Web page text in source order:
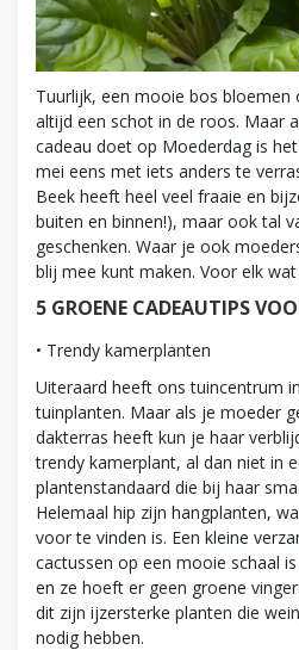
Tuurlijk, een mooie bos bloemen
altijd een schot in de roos. Maar
cadeau doet op Moederdag is
mei eens met iets anders te
Beek heeft heel veel fraaie en
buiten en binnen!), maar ook tal
geschenken. Waar je ook
blij mee kunt maken. Voor elk
5 GROENE CADEAUTIPS
• Trendy kamerplanten
Uiteraard heeft ons tuincentrum
tuinplanten. Maar als je moeder
dakterras heeft kun je haar
trendy kamerplant, al dan niet in
plantenstandaard die bij haar
Helemaal hip zijn hangplanten,
voor te vinden is. Een kleine
cactussen op een mooie schaal
en ze hoeft er geen groene
dit zijn ijzersterke planten die
nodig hebben.